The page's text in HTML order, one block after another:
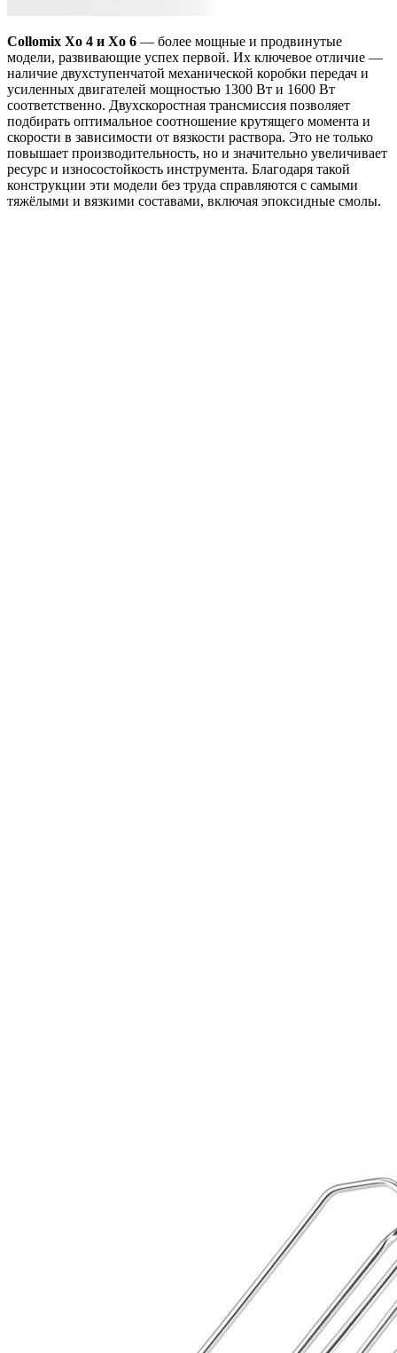
Collomix Xo 4 и Xo 6 — более мощные и продвинутые
модели, развивающие успех первой. Их ключевое отличие —
наличие двухступенчатой механической коробки передач и
усиленных двигателей мощностью 1300 Вт и 1600 Вт
соответственно. Двухскоростная трансмиссия позволяет
подбирать оптимальное соотношение крутящего момента и
скорости в зависимости от вязкости раствора. Это не только
повышает производительность, но и значительно увеличивает
ресурс и износостойкость инструмента. Благодаря такой
конструкции эти модели без труда справляются с самыми
тяжёлыми и вязкими составами, включая эпоксидные смолы.